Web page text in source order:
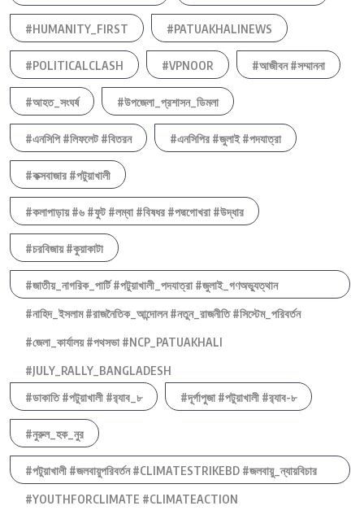
#HUMANITY_FIRST #PATUAKHALINEWS
#POLITICALCLASH #VPNOOR #আজীবন #সম্মাননা
#আহত_সংঘর্ষ #উপজেলা_প্রশাসন_ডিমলা
#এনসিপি #লিফলেট #বিতরন #এনসিপির #জুলাই #পদযাত্রা
#কক্সবাজার #পটুয়াখালী
#কলাপাড়ায় #৬ #ফুট #লম্বা #বিষধর #পদ্মগোখরা #উদ্ধার
#চরবিজায় #কুয়াকাটা
#জাতীয়_নাগরিক_পার্টি #পটুয়াখালী_পদযাত্রা #জুলাই_গণঅভ্যুত্থান
#নাহিদ_ইসলাম #রাজনৈতিক_আন্দোলন #নতুন_রাজনীতি #সিস্টেম_পরিবর্তন
#জেলা_কার্যালয় #পথসভা #NCP_PATUAKHALI
#JULY_RALLY_BANGLADESH
#ডাকাতি #পটুয়াখালী #র‍্যাব_৮
#দূর্গাপুজা #পটুয়াখালী #র‍্যাব-৮
#নুরুল_হক_নুর
#পটুয়াখালী #জলবায়ুপরিবর্তন #CLIMATESTRIKEBD #জলবায়ু_ন্যায়বিচার
#YOUTHFORCLIMATE #CLIMATEACTION